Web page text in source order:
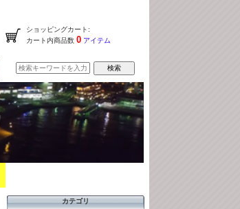
ショッピングカート:
カート内商品数 0アイテム
カテゴリ